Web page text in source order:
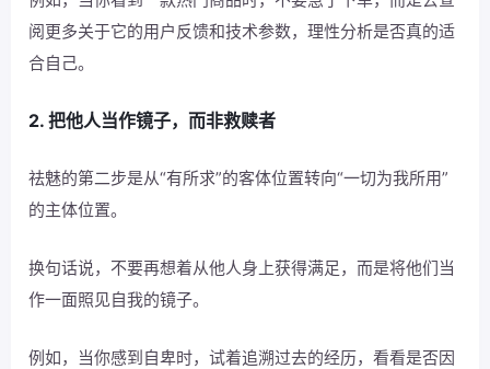
阅更多关于它的用户反馈和技术参数，理性分析是否真的适
合自己。
2. 把他人当作镜子，而非救赎者
祛魅的第二步是从“有所求”的客体位置转向“一切为我所用”
的主体位置。
换句话说，不要再想着从他人身上获得满足，而是将他们当
作一面照见自我的镜子。
例如，当你感到自卑时，试着追溯过去的经历，看看是否因